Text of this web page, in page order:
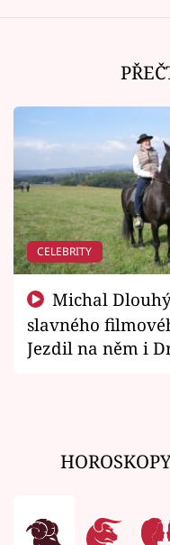
CELEBRITY
slavného
Jezdil na něm i